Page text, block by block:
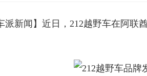
闻】近日，212越野车在阿联